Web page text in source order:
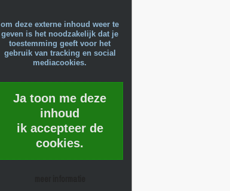
om deze externe inhoud weer te
geven is het noodzakelijk dat je
toestemming geeft voor het
gebruik van tracking en social
mediacookies.
Ja toon me deze
inhoud
ik accepteer de
cookies.